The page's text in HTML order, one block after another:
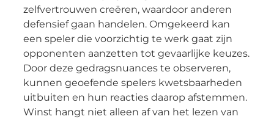
zelfvertrouwen creëren, waardoor anderen
defensief gaan handelen. Omgekeerd kan
een speler die voorzichtig te werk gaat zijn
opponenten aanzetten tot gevaarlijke keuzes.
Door deze gedragsnuances te observeren,
kunnen geoefende spelers kwetsbaarheden
uitbuiten en hun reacties daarop afstemmen.
Winst hangt niet alleen af van het lezen van